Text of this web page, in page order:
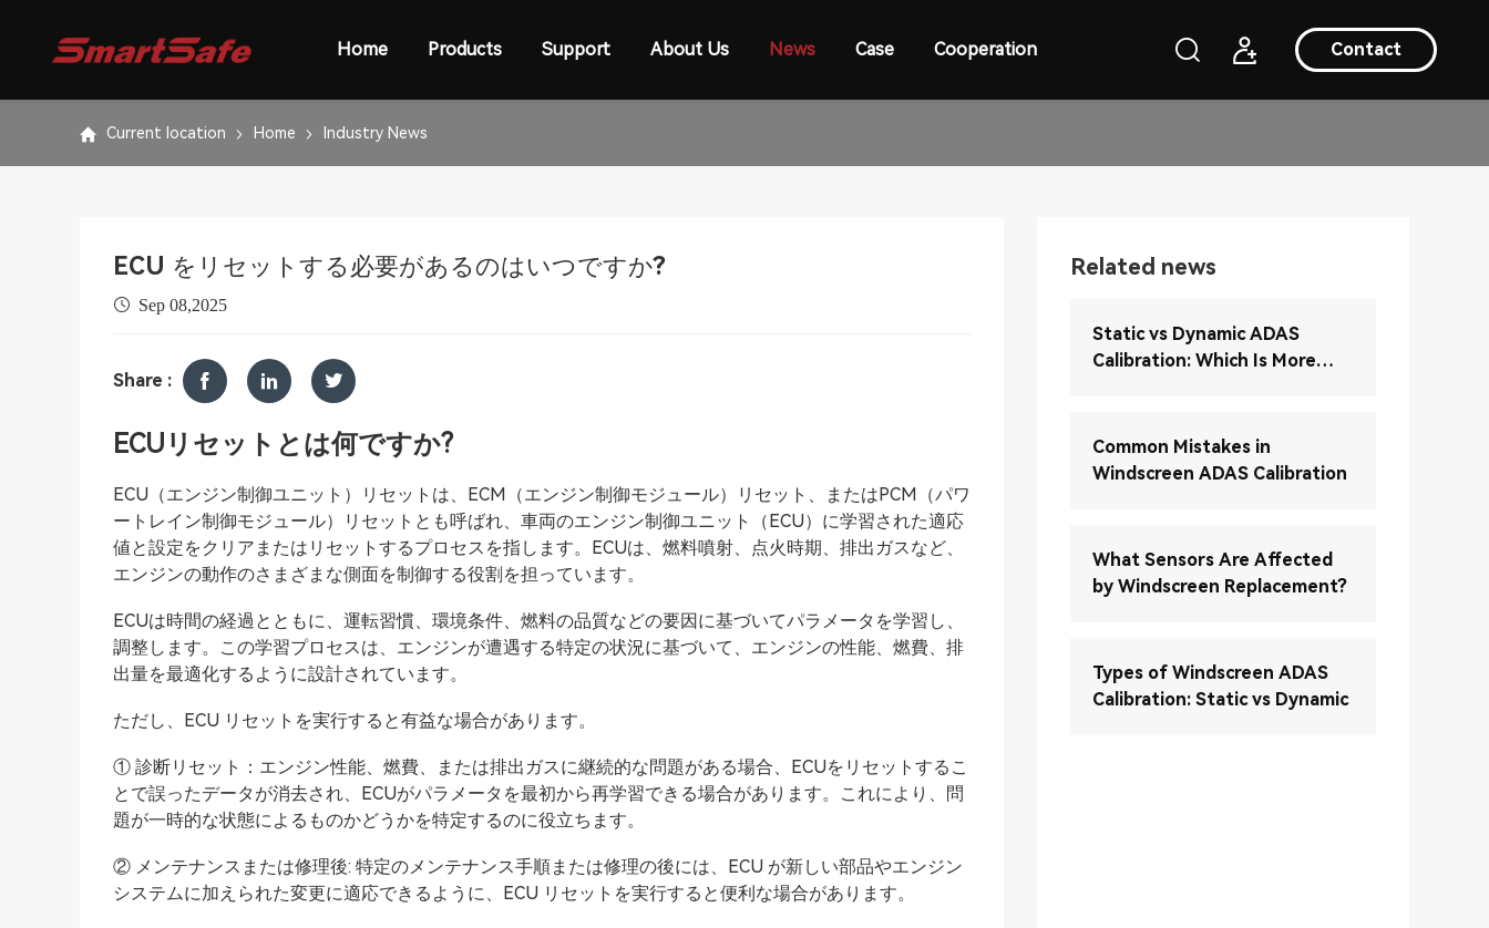
Contact
Home Products Support About Us News Case Cooperation
Current location Home Industry News
ECU をリセットする必要があるのはいつですか?
Sep 08,2025
Share :
ECUリセットとは何ですか?
ECU（エンジン制御ユニット）リセットは、ECM（エンジン制御モジュール）リセット、またはPCM（パワ
ートレイン制御モジュール）リセットとも呼ばれ、車両のエンジン制御ユニット（ECU）に学習された適応
値と設定をクリアまたはリセットするプロセスを指します。ECUは、燃料噴射、点火時期、排出ガスなど、
エンジンの動作のさまざまな側面を制御する役割を担っています。
ECUは時間の経過とともに、運転習慣、環境条件、燃料の品質などの要因に基づいてパラメータを学習し、
調整します。この学習プロセスは、エンジンが遭遇する特定の状況に基づいて、エンジンの性能、燃費、排
出量を最適化するように設計されています。
ただし、ECU リセットを実行すると有益な場合があります。
① 診断リセット：エンジン性能、燃費、または排出ガスに継続的な問題がある場合、ECUをリセットするこ
とで誤ったデータが消去され、ECUがパラメータを最初から再学習できる場合があります。これにより、問
題が一時的な状態によるものかどうかを特定するのに役立ちます。
② メンテナンスまたは修理後: 特定のメンテナンス手順または修理の後には、ECU が新しい部品やエンジン
システムに加えられた変更に適応できるように、ECU リセットを実行すると便利な場合があります。
Related news
Static vs Dynamic ADAS
Calibration: Which Is More
Common Mistakes in
Windscreen ADAS Calibration
What Sensors Are Affected
by Windscreen Replacement?
Types of Windscreen ADAS
Calibration: Static vs Dynamic